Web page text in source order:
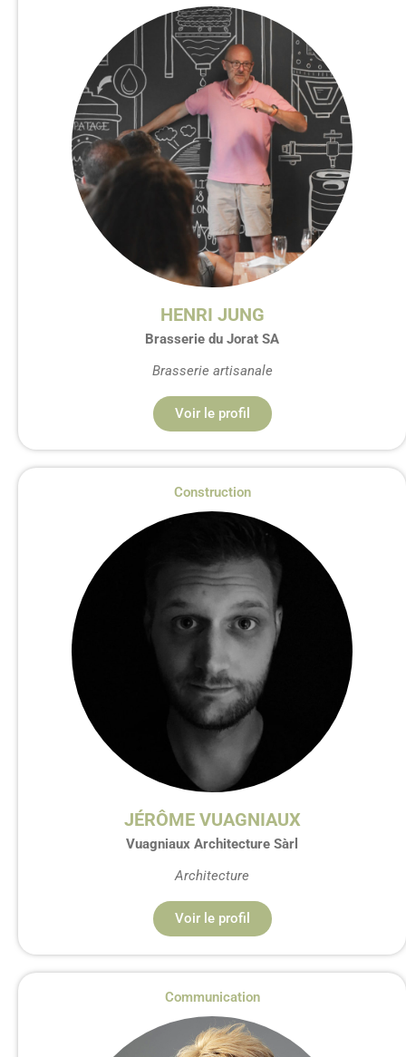
HENRI JUNG
Brasserie du Jorat SA
Brasserie artisanale
Voir le profil
Construction
JÉRÔME VUAGNIAUX
Vuagniaux Architecture Sàrl
Architecture
Voir le profil
Communication